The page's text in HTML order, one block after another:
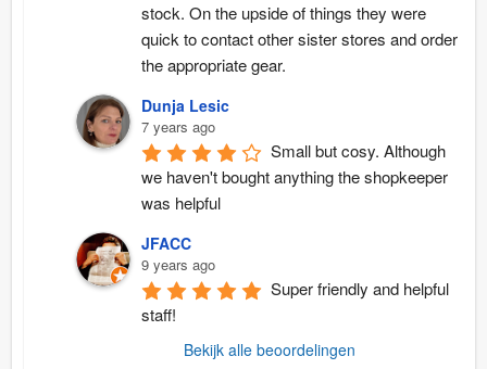
stock. On the upside of things they were
quick to contact other sister stores and order
the appropriate gear.
Dunja Lesic
7 years ago
Small but cosy. Although
we haven't bought anything the shopkeeper
was helpful
JFACC
9 years ago
Super friendly and helpful
staff!
Bekijk alle beoordelingen